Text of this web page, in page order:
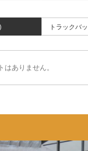
トラックバ
ありません。